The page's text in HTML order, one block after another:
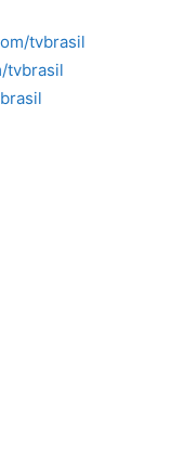
tvbrasil
tvbrasil